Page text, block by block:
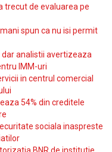
trecut de evaluarea pe
spun ca nu isi permit
dar analistii avertizeaza
IMM-uri
in centrul comercial
54% din creditele
sociala inaspreste